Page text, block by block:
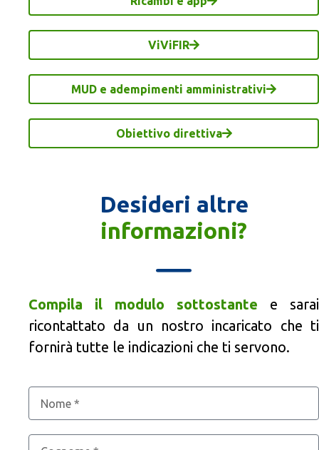
ViViFIR
MUD e adempimenti amministrativi
Obiettivo direttiva
Desideri altre
informazioni?
Compila il modulo sottostante e sarai
ricontattato da un nostro incaricato che ti
fornirà tutte le indicazioni che ti servono.